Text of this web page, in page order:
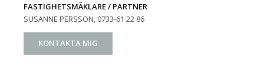
FASTIGHETSMÄKLARE / PARTNER
SUSANNE PERSSON, 0733-61 22 86
KONTAKTA MIG